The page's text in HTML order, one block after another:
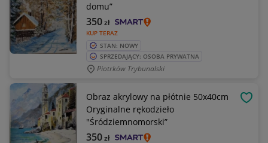
domu”
KUP TERAZ
350zł
STAN: NOWY
SPRZEDAJĄCY: OSOBA PRYWATNA
Piotrków Trybunalski
Obraz akrylowy na płótnie 50x40cm
Oryginalne rękodzieło
"Śródziemnomorski”
350zł